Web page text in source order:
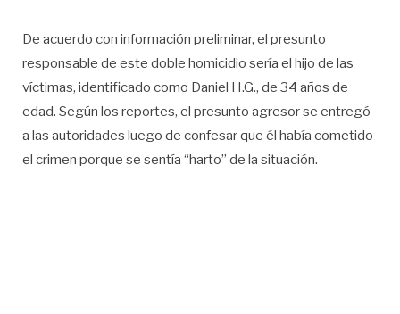
De acuerdo con información preliminar, el presunto
responsable de este doble homicidio sería el hijo de las
víctimas, identificado como Daniel H.G., de 34 años de
edad. Según los reportes, el presunto agresor se entregó
a las autoridades luego de confesar que él había cometido
el crimen porque se sentía “harto” de la situación.